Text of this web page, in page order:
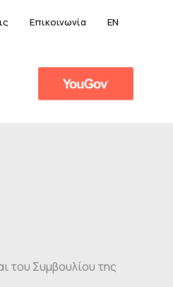
Επικοινωνία EN
του Συμβουλίου της